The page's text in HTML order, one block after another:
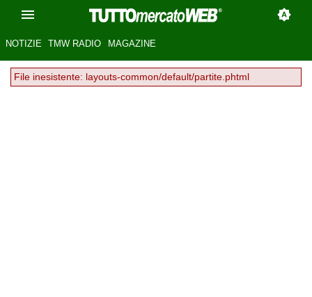
NOTIZIE TMW RADIO MAGAZINE
File inesistente: layouts-common/default/partite.phtml